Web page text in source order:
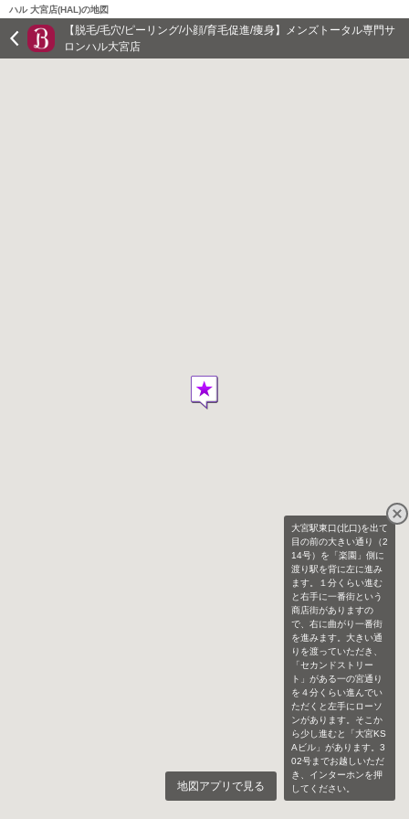
ハル 大宮店(HAL)の地図
【脱毛/毛穴/ピーリング/小顔/育毛促進/痩身】メンズトータル専門サ
ロンハル大宮店
大宮駅東口(北口)を出て
目の前の大きい通り（2
14号）を「楽園」側に
渡り駅を背に左に進み
ます。１分くらい進む
と右手に一番街という
商店街がありますの
で、右に曲がり一番街
を進みます。大きい通
りを渡っていただき、
「セカンドストリー
ト」がある一の宮通り
を４分くらい進んでい
ただくと左手にローソ
ンがあります。そこか
ら少し進むと「大宮KS
Aビル」があります。3
02号までお越しいただ
き、インターホンを押
してください。
地図アプリで見る